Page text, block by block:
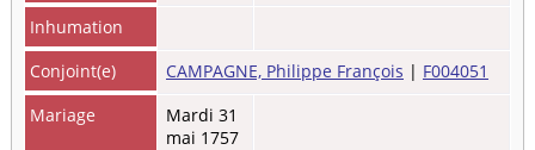
Inhumation
Conjoint(e)
CAMPAGNE, Philippe François | F004051
Mariage
Mardi 31
mai 1757